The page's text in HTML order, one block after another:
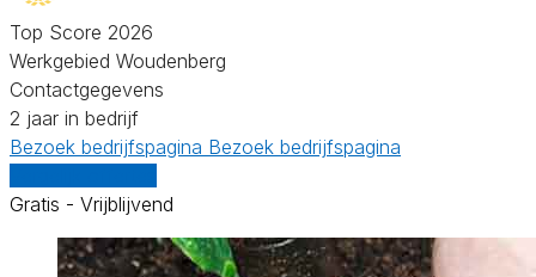
Top Score 2026
Werkgebied Woudenberg
Contactgegevens
2 jaar in bedrijf
Bezoek bedrijfspagina Bezoek bedrijfspagina
Gratis - Vrijblijvend